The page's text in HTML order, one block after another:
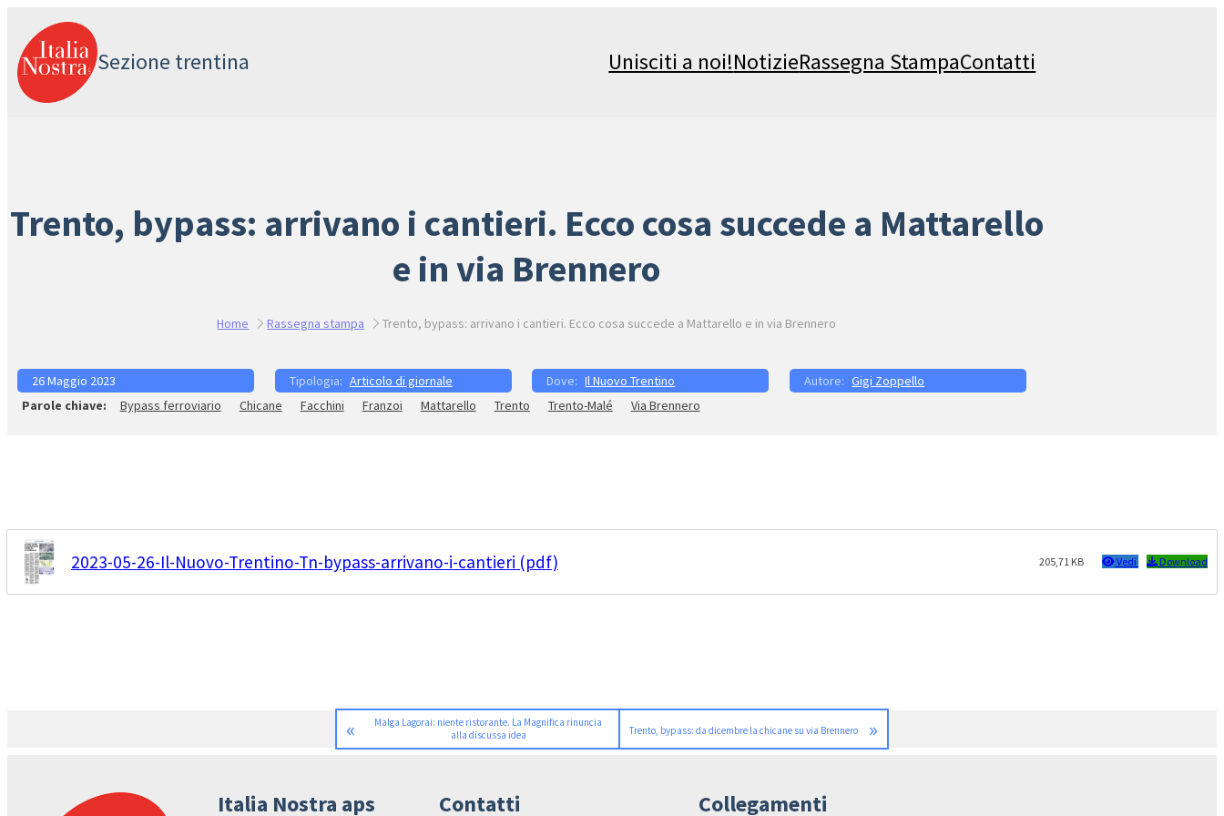
al
contenuto
Sezione trentina Unisciti a noi!NotizieRassegna StampaContatti
Trento, bypass: arrivano i cantieri. Ecco cosa succede a Mattarello
e in via Brennero
Home Rassegna stampa Trento, bypass: arrivano i cantieri. Ecco cosa succede a Mattarello e in via Brennero
26 Maggio 2023 Articolo di giornale Il Nuovo Trentino
Gigi Zoppello
Bypass ferroviario
Chicane Facchini Franzoi Mattarello Trento Trento-Malé Via Brennero
2023-05-26-Il-Nuovo-Trentino-Tn-bypass-arrivano-i-cantieri (pdf) 205,71 KB Vedi Download
«
Malga Lagorai: niente ristorante. La Magnifica rinuncia
alla discussa idea
Trento, bypass: da dicembre la chicane su via Brennero »
Italia Nostra aps Contatti Collegamenti